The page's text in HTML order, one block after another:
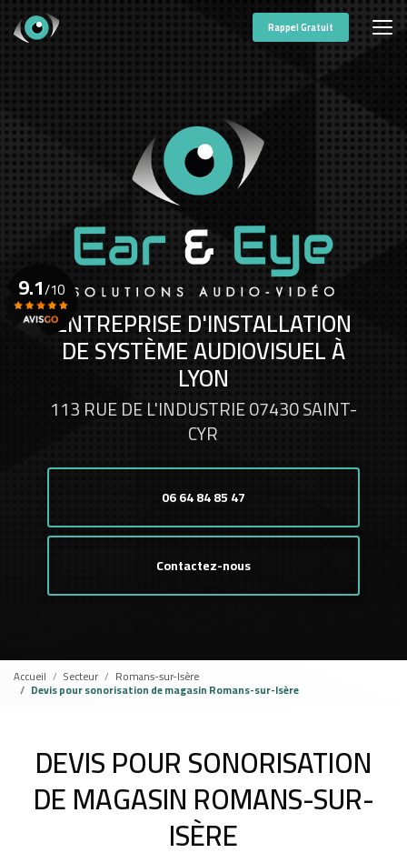
contenu
Rappel Gratuit
ENTREPRISE D'INSTALLATION
DE SYSTÈME AUDIOVISUEL À
LYON
113 RUE DE L'INDUSTRIE 07430 SAINT-
CYR
06 64 84 85 47
Contactez-nous
9.1/10
Voir le certificat
Accueil Secteur Romans-sur-Isère
Devis pour sonorisation de magasin Romans-sur-Isère
DEVIS POUR SONORISATION
DE MAGASIN ROMANS-SUR-
ISÈRE